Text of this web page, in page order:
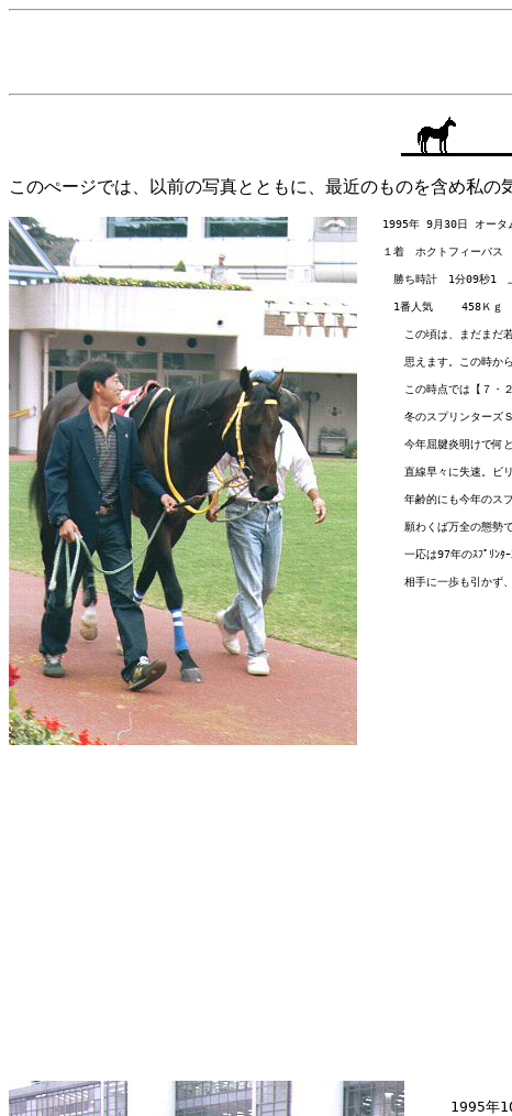
このぺージでは、以前の写真とともに、最近のものを含め私
1995年 9月30日 オータム
１着　ホクトフィーバス　
勝ち時計　1分09秒1　
1番人気　　 458Ｋｇ
この頃は、まだまだ若く
思えます。この時から既
この時点では【７・２
冬のスプリンターズＳを
今年屈腱炎明けで何とか
直線早々に失速。ビリで
年齢的にも今年のスプリ
願わくば万全の態勢で迎
一応は97年のｽﾌﾟﾘﾝﾀｰｽﾞS
1995年10